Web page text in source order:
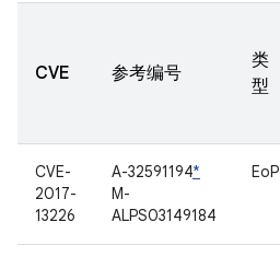
CVE 参考编号
类
型
CVE-
2017-
13226
A-32591194*
M-
ALPS03149184
EoP